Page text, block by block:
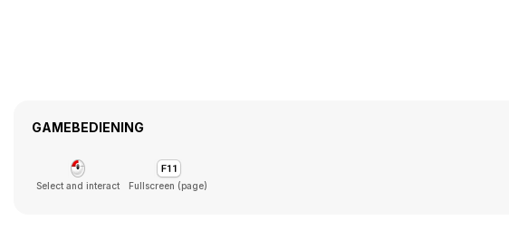
GAMEBEDIENING
Select and interact Fullscreen (page)